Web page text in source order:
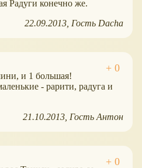
Радуги конечно же.
22.09.2013 Гость Dacha
и 1 большая!
- рарити, радуга и
21.10.2013 Гость Антон